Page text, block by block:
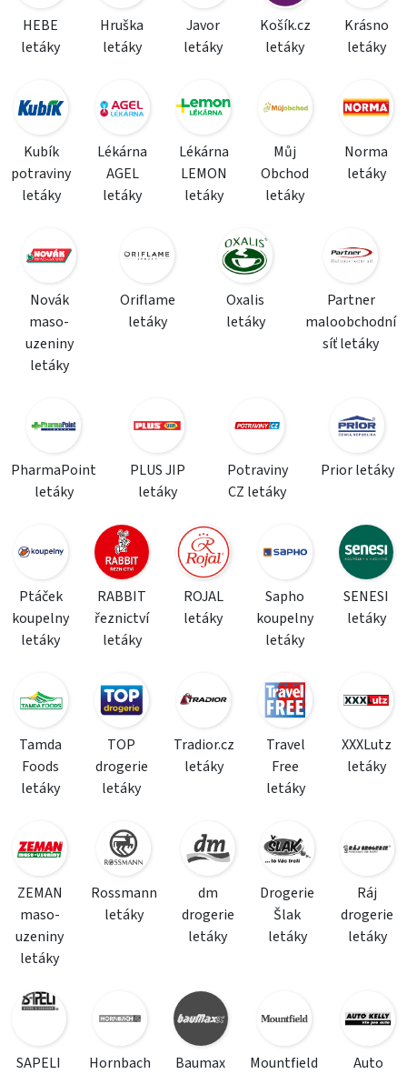
HEBE
letáky
Hruška
letáky
Javor
letáky
Košík.cz
letáky
Krásno
letáky
Kubík
potraviny
letáky
Lékárna
AGEL
letáky
Lékárna
LEMON
letáky
Můj
Obchod
letáky
Norma
letáky
Novák
maso-
uzeniny
letáky
Oriflame
letáky
Oxalis
letáky
Partner
maloobchodní
síť letáky
PharmaPoint
letáky
PLUS JIP
letáky
Potraviny
CZ letáky
Prior letáky
Ptáček
koupelny
letáky
RABBIT
řeznictví
letáky
ROJAL
letáky
Sapho
koupelny
letáky
SENESI
letáky
Tamda
Foods
letáky
TOP
drogerie
letáky
Tradior.cz
letáky
Travel
Free
letáky
XXXLutz
letáky
ZEMAN
maso-
uzeniny
letáky
Rossmann
letáky
dm
drogerie
letáky
Drogerie
Šlak
letáky
Ráj
drogerie
letáky
SAPELI
Hornbach
Baumax
Mountfield
Auto